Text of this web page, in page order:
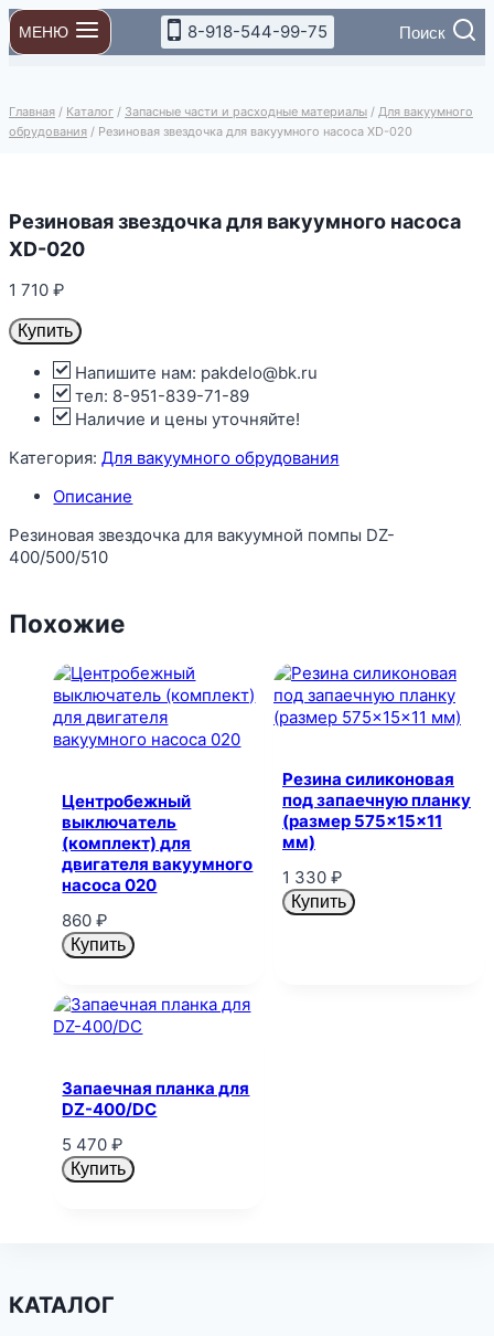
Перейти
к
содержимому
МЕНЮ 8-918-544-99-75 Поиск
Главная / Каталог / Запасные части и расходные материалы / Для вакуумного
обрудования / Резиновая звездочка для вакуумного насоса XD-020
Резиновая звездочка для вакуумного насоса
XD-020
1 710₽
Купить
Напишите нам: pakdelo@bk.ru
тел: 8-951-839-71-89
Наличие и цены уточняйте!
Категория:Для вакуумного обрудования
Описание
Резиновая звездочка для вакуумной помпы DZ-
400/500/510
Похожие
Центробежный
выключатель
(комплект) для
двигателя вакуумного
насоса 020
860₽
Купить
Резина силиконовая
под запаечную планку
(размер 575×15×11
мм)
1 330 ₽
Купить
Запаечная планка для
DZ-400/DC
5 470₽
Купить
КАТАЛОГ